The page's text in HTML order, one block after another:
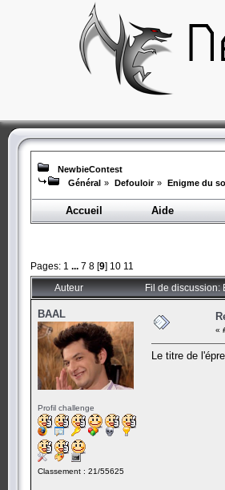
NewbieContest
Général » Defouloir » Enigme du
Accueil Aide
Pages: 1 ... 7 8 [9] 10 11
Auteur Fil de discussion:
BAAL
Profil challenge
Classement : 21/55625
«
Le titre de